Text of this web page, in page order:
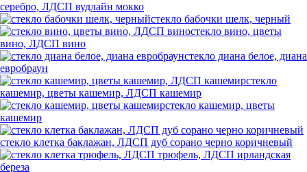
серебро, ЛДСП вудлайн мокко
стекло бабочки шелк, черный
стекло вино, цветы
вино, ЛДСП вино
стекло диана белое, диана
евробраун
стекло
кашемир, цветы кашемир, ЛДСП кашемир
стекло кашемир, цветы
кашемир
стекло клетка баклажан, ЛДСП дуб сорано черно коричневый